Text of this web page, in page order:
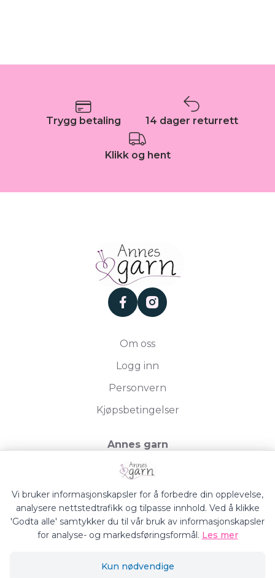
Trygg betaling 14 dager returrett
Klikk og hent
facebookinstagram
Om oss
Logg inn
Personvern
Kjøpsbetingelser
Annes garn
Storgata 19, 2750 Gran
Org.nr. 994050613
Vi bruker informasjonskapsler for å forbedre din opplevelse,
analysere nettstedtrafikk og tilpasse innhold. Ved å klikke
'Godta alle' samtykker du til vår bruk av informasjonskapsler
for analyse- og markedsføringsformål. Les mer
Kun nødvendige